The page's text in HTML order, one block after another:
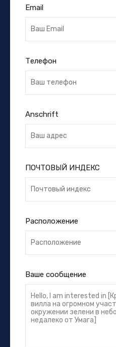
Email
Телефон
Anschrift
ПОЧТОВЫЙ ИНДЕКС
Расположение
Ваше сообщение